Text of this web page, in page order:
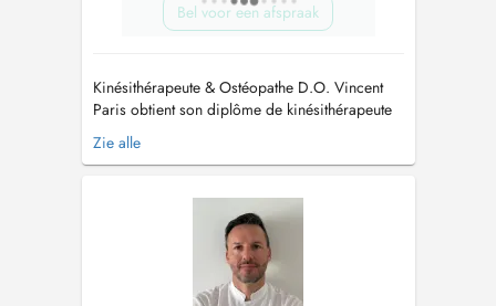
Bel voor een afspraak
Kinésithérapeute & Ostéopathe D.O. Vincent
Paris obtient son diplôme de kinésithérapeute
en 2005, après 4 années détudes au sein de la
faculté de médecine de Strasbourg. En
via la Formation Européenne Médicale et
obtient son diplôme en 2008. Entre 20...
Zie alle